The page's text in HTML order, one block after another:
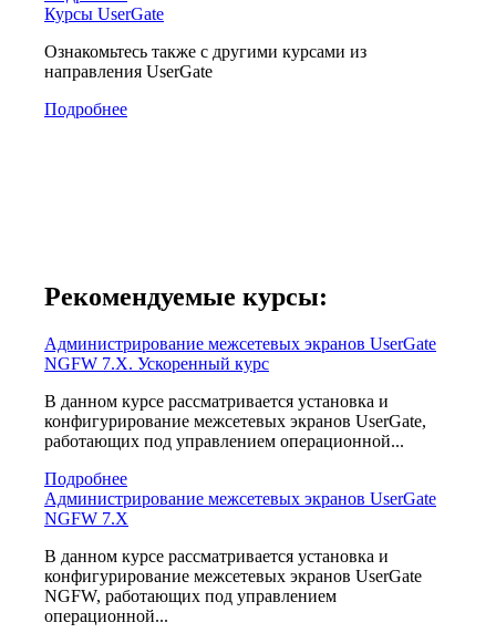
Курсы UserGate
Ознакомьтесь также с другими курсами из
направления UserGate
Подробнее
Рекомендуемые курсы:
Администрирование межсетевых экранов UserGate
NGFW 7.X. Ускоренный курс
В данном курсе рассматривается установка и
конфигурирование межсетевых экранов UserGate,
работающих под управлением операционной...
Подробнее
Администрирование межсетевых экранов UserGate
NGFW 7.X
В данном курсе рассматривается установка и
конфигурирование межсетевых экранов UserGate
NGFW, работающих под управлением
операционной...